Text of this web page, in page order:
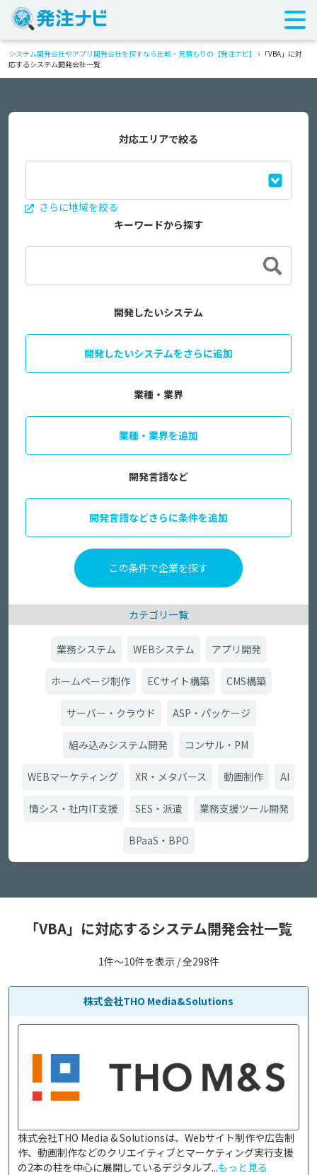
システム開発会社やアプリ開発会社を探すなら比較・見積もりの【発注ナビ】 › 「VBA」に対
応するシステム開発会社一覧
対応エリアで絞る
さらに地域を絞る
キーワードから探す
開発したいシステム
開発したいシステムをさらに追加
業種・業界
業種・業界を追加
開発言語など
開発言語などさらに条件を追加
カテゴリ一覧
業務システム WEBシステム アプリ開発
ホームページ制作 ECサイト構築 CMS構築
サーバー・クラウド ASP・パッケージ
組み込みシステム開発 コンサル・PM
WEBマーケティング XR・メタバース 動画制作 AI
情シス・社内IT支援 SES・派遣 業務支援ツール開発
BPaaS・BPO
「VBA」に対応するシステム開発会社一覧
1件〜10件を表示 / 全298件
株式会社THO Media&Solutions
株式会社THO Media & Solutionsは、Webサイト制作や広告制
作、動画制作などのクリエイティブとマーケティング実行支援
の2本の柱を中心に展開しているデジタルプ...もっと見る